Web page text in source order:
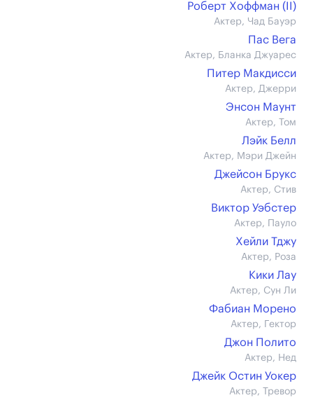
Роберт Хоффман (II)
Актер, Чад Бауэр
Пас Вега
Актер, Бланка Джуарес
Питер Макдисси
Актер, Джерри
Энсон Маунт
Актер, Том
Лэйк Белл
Актер, Мэри Джейн
Джейсон Брукс
Актер, Стив
Виктор Уэбстер
Актер, Пауло
Хейли Тджу
Актер, Роза
Кики Лау
Актер, Сун Ли
Фабиан Морено
Актер, Гектор
Джон Полито
Актер, Нед
Джейк Остин Уокер
Актер, Тревор